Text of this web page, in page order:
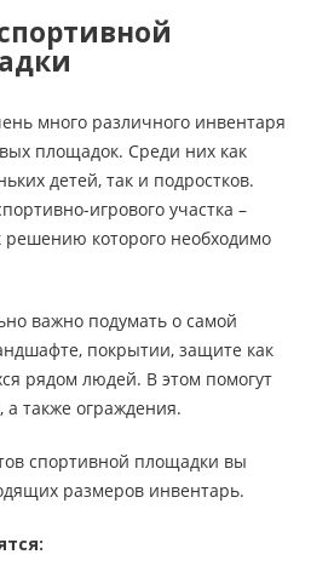
много различного инвентаря
площадок. Среди них как
детей, так и подростков.
игрового участка –
решению которого необходимо
важно подумать о самой
покрытии, защите как
рядом людей. В этом помогут
также ограждения.
спортивной площадки вы
размеров инвентарь.